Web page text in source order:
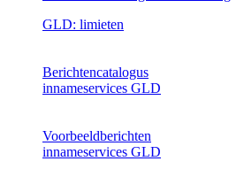
GLD: limieten
Berichtencatalogus
innameservices GLD
Voorbeeldberichten
innameservices GLD